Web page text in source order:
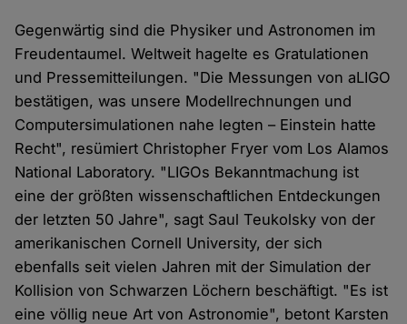
Gegenwärtig sind die Physiker und Astronomen im
Freudentaumel. Weltweit hagelte es Gratulationen
und Pressemitteilungen. "Die Messungen von aLIGO
bestätigen, was unsere Modellrechnungen und
Computersimulationen nahe legten – Einstein hatte
Recht", resümiert Christopher Fryer vom Los Alamos
National Laboratory. "LIGOs Bekanntmachung ist
eine der größten wissenschaftlichen Entdeckungen
der letzten 50 Jahre", sagt Saul Teukolsky von der
amerikanischen Cornell University, der sich
ebenfalls seit vielen Jahren mit der Simulation der
Kollision von Schwarzen Löchern beschäftigt. "Es ist
eine völlig neue Art von Astronomie", betont Karsten